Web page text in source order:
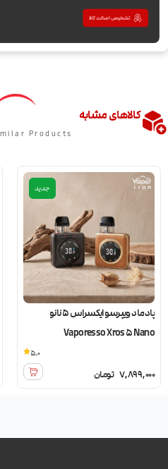
کالاهای مشابه
Products
جدید
پادماد ویپرسو ایکسراس 5 نانو
Vaporesso Xros 5 Nano
7,899,000 تومان
5.0